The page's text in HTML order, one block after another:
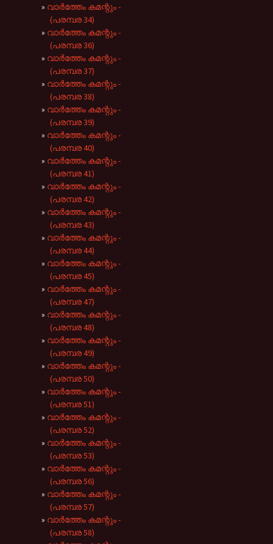
വാർത്തേം കമന്റും -
(പരമ്പര 34)
വാർത്തേം കമന്റും -
(പരമ്പര 36)
വാർത്തേം കമന്റും -
(പരമ്പര 37)
വാർത്തേം കമന്റും -
(പരമ്പര 38)
വാർത്തേം കമന്റും -
(പരമ്പര 39)
വാർത്തേം കമന്റും -
(പരമ്പര 40)
വാർത്തേം കമന്റും -
(പരമ്പര 41)
വാർത്തേം കമന്റും -
(പരമ്പര 42)
വാർത്തേം കമന്റും -
(പരമ്പര 43)
വാർത്തേം കമന്റും -
(പരമ്പര 44)
വാർത്തേം കമന്റും -
(പരമ്പര 45)
വാർത്തേം കമന്റും -
(പരമ്പര 47)
വാർത്തേം കമന്റും -
(പരമ്പര 48)
വാർത്തേം കമന്റും -
(പരമ്പര 49)
വാർത്തേം കമന്റും -
(പരമ്പര 50)
വാർത്തേം കമന്റും -
(പരമ്പര 51)
വാർത്തേം കമന്റും -
(പരമ്പര 52)
വാർത്തേം കമന്റും -
(പരമ്പര 53)
വാർത്തേം കമന്റും -
(പരമ്പര 56)
വാർത്തേം കമന്റും -
(പരമ്പര 57)
വാർത്തേം കമന്റും -
(പരമ്പര 58)